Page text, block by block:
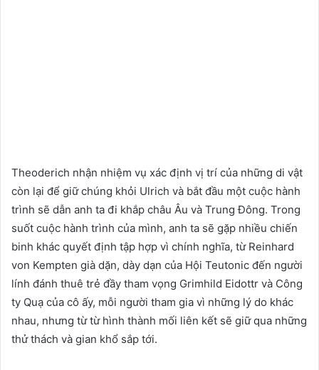
Theoderich nhận nhiệm vụ xác định vị trí của những di vật
còn lại để giữ chúng khỏi Ulrich và bắt đầu một cuộc hành
trình sẽ dẫn anh ta đi khắp châu Âu và Trung Đông. Trong
suốt cuộc hành trình của mình, anh ta sẽ gặp nhiều chiến
binh khác quyết định tập hợp vì chính nghĩa, từ Reinhard
von Kempten già dặn, dày dạn của Hội Teutonic đến người
lính đánh thuê trẻ đầy tham vọng Grimhild Eidottr và Công
ty Quạ của cô ấy, mỗi người tham gia vì những lý do khác
nhau, nhưng từ từ hình thành mối liên kết sẽ giữ qua những
thử thách và gian khổ sắp tới.